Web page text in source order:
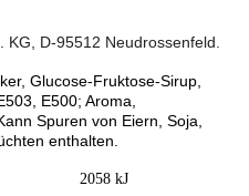
KG, D-95512 Neudrossenfeld.
Glucose-Fruktose-Sirup,
E500; Aroma,
Spuren von Eiern, Soja,
enthalten.
kJ